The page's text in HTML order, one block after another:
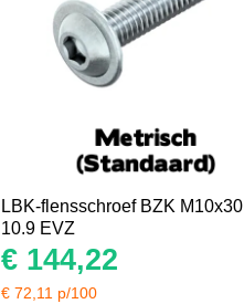
LBK-flensschroef BZK M10x30
10.9 EVZ
€144,22
€ 72,11p/100